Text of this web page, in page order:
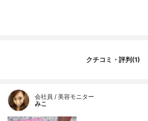
クチコミ・評判(1)
会社員 / 美容モニター
みこ